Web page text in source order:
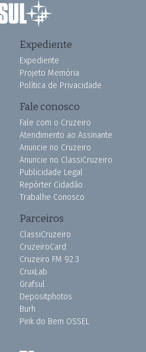
Expediente
Expediente
Projeto Memória
Política de Privacidade
Fale conosco
Fale com o Cruzeiro
Atendimento ao Assinante
Anuncie no Cruzeiro
Anuncie no ClassiCruzeiro
Publicidade Legal
Repórter Cidadão
Trabalhe Conosco
Parceiros
ClassiCruzeiro
CruzeiroCard
Cruzeiro FM 92.3
CruxLab
Grafsul
Depositphotos
Burh
Pink do Bem OSSEL